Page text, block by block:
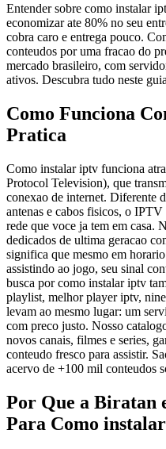
Entender sobre como instalar
economizar ate 80% no seu
cobra caro e entrega pouco.
conteudos por uma fracao do
mercado brasileiro, com
ativos. Descubra tudo neste
Como Funciona
Pratica
Como instalar iptv funciona
Protocol Television), que
conexao de internet. Diferente
antenas e cabos fisicos, o
rede que voce ja tem em casa.
dedicados de ultima geracao
significa que mesmo em
assistindo ao jogo, seu sinal
busca por como instalar iptv
playlist, melhor player iptv,
levam ao mesmo lugar: um
com preco justo. Nosso
novos canais, filmes e series,
conteudo fresco para assistir.
acervo de +100 mil conteudos
Por Que a Biratan
Para Como